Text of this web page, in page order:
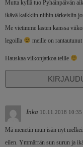
Mutta kyllä tuo Pyhäinpäivän
ikävä kaikkiin niihin tärkeisiin
Me vietimme lasten kanssa
legoilla
meille on
Hauskaa viikonjatkoa teille
Inka 10.11.2018 10:35
Mä menetin mun isän nyt
eilen. Ymmärrän sun surun ja